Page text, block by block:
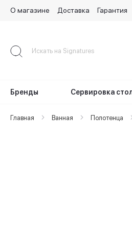
Content
О магазине Доставка Гарантия
Бренды Сервировка
Главная Ванная Полотенца